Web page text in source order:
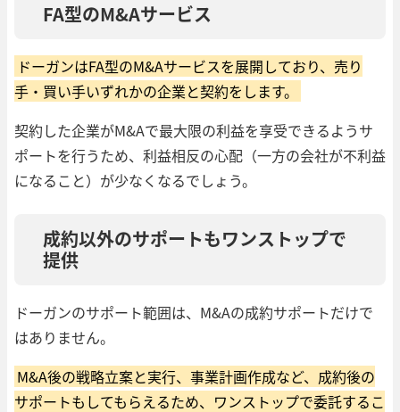
FA型のM&Aサービス
ドーガンはFA型のM&Aサービスを展開しており、売り
手・買い手いずれかの企業と契約をします。
契約した企業がM&Aで最大限の利益を享受できるようサ
ポートを行うため、利益相反の心配（一方の会社が不利益
になること）が少なくなるでしょう。
成約以外のサポートもワンストップで
提供
ドーガンのサポート範囲は、M&Aの成約サポートだけで
はありません。
M&A後の戦略立案と実行、事業計画作成など、成約後の
サポートもしてもらえるため、ワンストップで委託するこ